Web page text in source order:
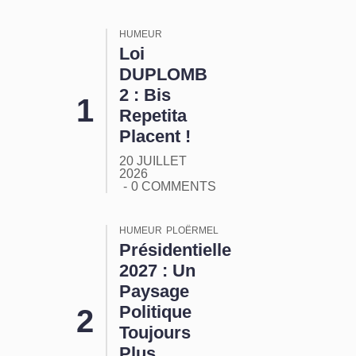
HUMEUR
Loi
DUPLOMB
2 : Bis
Repetita
Placent !
20 JUILLET
2026
0 COMMENTS
HUMEUR PLOËRMEL
Présidentielle
2027 : Un
Paysage
Politique
Toujours